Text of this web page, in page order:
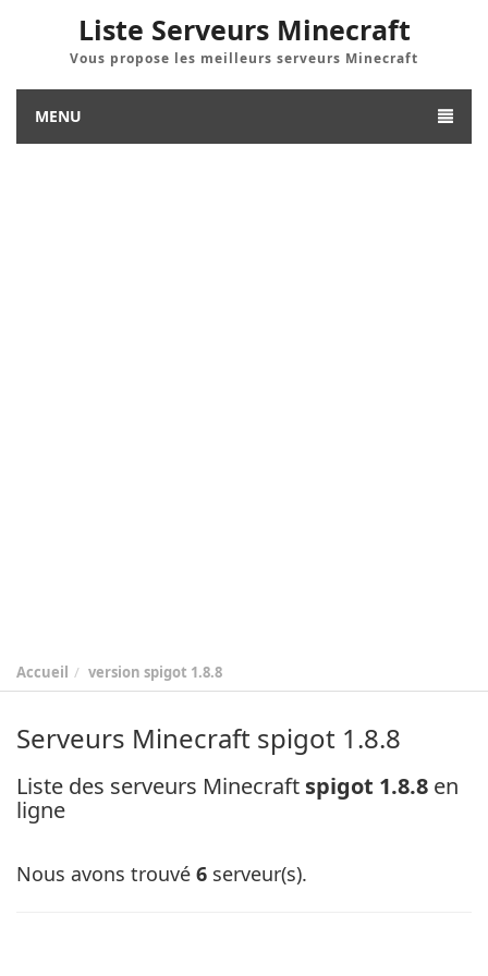
Liste Serveurs Minecraft
Vous propose les meilleurs serveurs Minecraft
MENU
Accueil version spigot 1.8.8
Serveurs Minecraft spigot 1.8.8
Liste des serveurs Minecraft spigot 1.8.8 en
ligne
Nous avons trouvé 6 serveur(s).